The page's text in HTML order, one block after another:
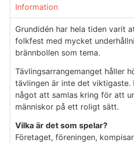
Information
Grundidén har hela tiden varit
folkfest med mycket
brännbollen som tema.
Tävlingsarrangemanget håller
tävlingen är inte det viktigaste.
något att samlas kring för att
människor på ett roligt sätt.
Vilka är det som spelar?
Företaget, föreningen,